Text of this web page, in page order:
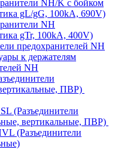
NH/K с бойком
gL/gG, 100kA, 690V)
NH
gTr, 100kA, 400V)
предохранителей NH
к держателям
NH
ПВР)
(Разъединители
вертикальные, ПВР)
(Разъединители